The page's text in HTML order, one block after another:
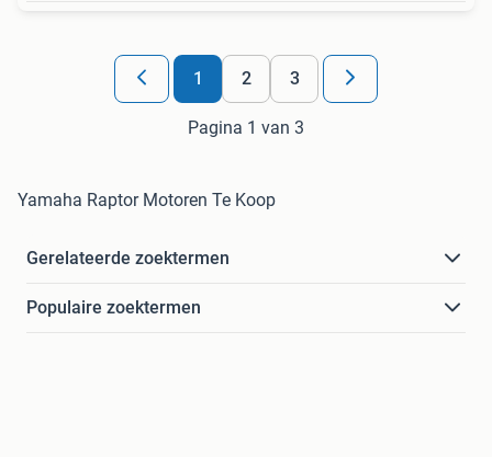
1 2 3
Pagina 1 van 3
Yamaha Raptor Motoren Te Koop
Gerelateerde zoektermen
Populaire zoektermen